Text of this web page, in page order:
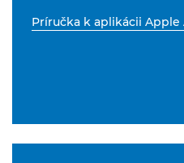
Príručka k aplikácii